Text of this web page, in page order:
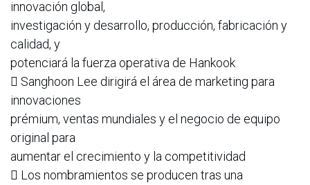
innovación global,
investigación y desarrollo, producción, fabricación y
calidad, y
potenciará la fuerza operativa de Hankook
 Sanghoon Lee dirigirá el área de marketing para
innovaciones
prémium, ventas mundiales y el negocio de equipo
original para
aumentar el crecimiento y la competitividad
 Los nombramientos se producen tras una